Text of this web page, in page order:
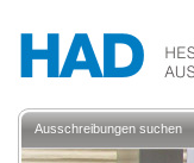
Ausschreibungen suchen